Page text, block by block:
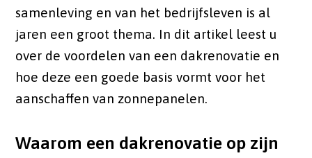
samenleving en van het bedrijfsleven is al
jaren een groot thema. In dit artikel leest u
over de voordelen van een dakrenovatie en
hoe deze een goede basis vormt voor het
aanschaffen van zonnepanelen.
Waarom een dakrenovatie op zijn